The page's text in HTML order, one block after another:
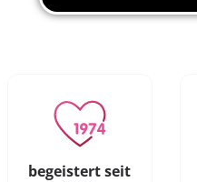
begeistert seit